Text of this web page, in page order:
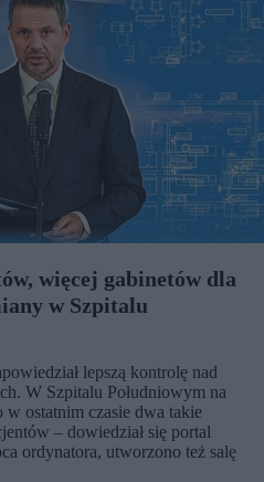
więcej gabinetów dla
w Szpitalu
lepszą kontrolę nad
W Szpitalu Południowym na
ostatnim czasie dwa takie
– dowiedział się portal
ordynatora, utworzono też salę